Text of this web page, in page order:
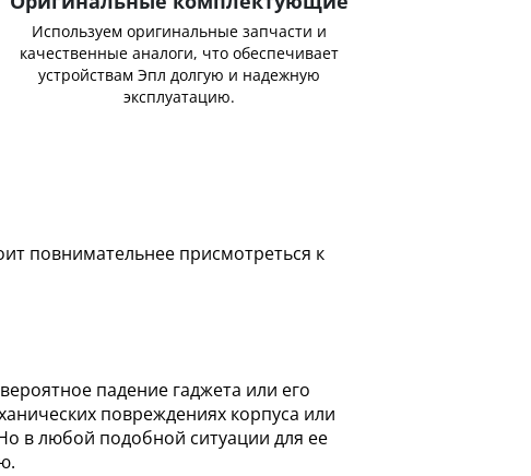
Используем оригинальные запчасти и
качественные аналоги, что обеспечивает
устройствам Эпл долгую и надежную
эксплуатацию.
повнимательнее присмотреться к
падение гаджета или его
повреждениях корпуса или
в любой подобной ситуации для ее